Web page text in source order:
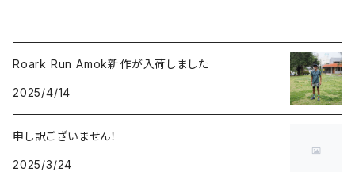
Roark Run Amok新作が入荷しました
2025/4/14
申し訳ございません！
2025/3/24